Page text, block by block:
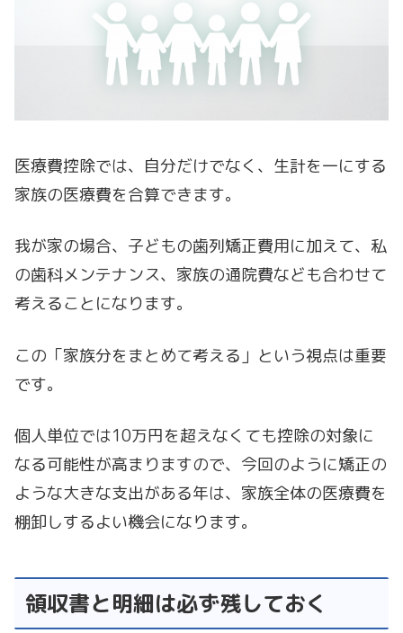
医療費控除では、自分だけでなく、生計を一にする
家族の医療費を合算できます。
我が家の場合、子どもの歯列矯正費用に加えて、私
の歯科メンテナンス、家族の通院費なども合わせて
考えることになります。
この「家族分をまとめて考える」という視点は重要
です。
個人単位では10万円を超えなくても控除の対象に
なる可能性が高まりますので、今回のように矯正の
ような大きな支出がある年は、家族全体の医療費を
棚卸しするよい機会になります。
領収書と明細は必ず残しておく